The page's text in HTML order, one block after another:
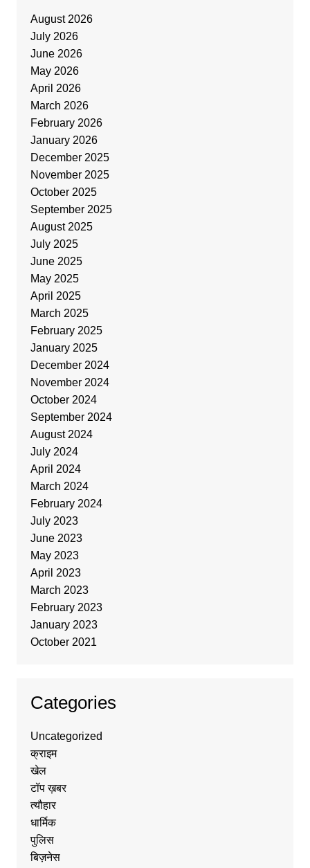
August 2026
July 2026
June 2026
May 2026
April 2026
March 2026
February 2026
January 2026
December 2025
November 2025
October 2025
September 2025
August 2025
July 2025
June 2025
May 2025
April 2025
March 2025
February 2025
January 2025
December 2024
November 2024
October 2024
September 2024
August 2024
July 2024
April 2024
March 2024
February 2024
July 2023
June 2023
May 2023
April 2023
March 2023
February 2023
January 2023
October 2021
Categories
Uncategorized
क्राइम
खेल
टॉप ख़बर
त्यौहार
धार्मिक
पुलिस
बिज़नेस